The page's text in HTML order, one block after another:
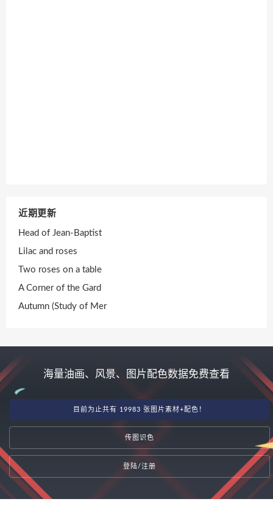
近期更新
Head of Jean-Baptist
Lilac and roses
Two roses on a table
A Corner of the Gard
Autumn (Study of Mer
海量油画、风景、图片配色数据免费查看
目前为止共有 19983 张图片素材+配色！
传图识色
登陆/注册